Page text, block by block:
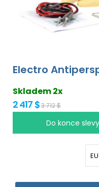
Electro
Skladem 2x
2 417 $3 712 $
Do konce